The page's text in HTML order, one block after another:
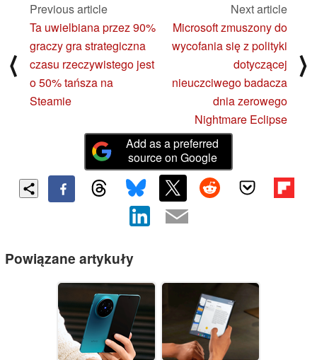
⟨
Previous article
Ta uwielbiana przez 90%
graczy gra strategiczna
czasu rzeczywistego jest
o 50% tańsza na
Steamie
Next article
Microsoft zmuszony do
wycofania się z polityki
dotyczącej
nieuczciwego badacza
dnia zerowego
Nightmare Eclipse
⟩
Add as a preferred
source on Google
Powiązane artykuły